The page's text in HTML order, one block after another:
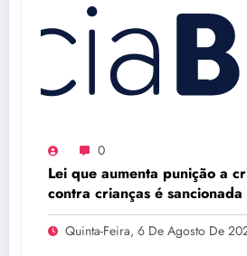
0
Lei que aumenta punição a
contra crianças é sancionada
Quinta-Feira, 6 De Agosto De